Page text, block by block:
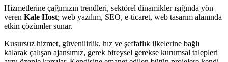
Hizmetlerine çağımızın trendleri, sektörel dinamikler ışığında yön
veren Kale Host; web yazılım, SEO, e-ticaret, web tasarım alanında
etkin çözümler sunar.
Kusursuz hizmet, güvenilirlik, hız ve şeffaflık ilkelerine bağlı
kalarak çalışan ajansımız, gerek bireysel gerekse kurumsal talepleri